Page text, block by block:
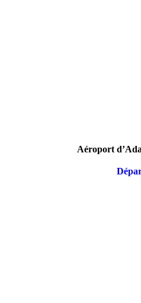
Aéroport